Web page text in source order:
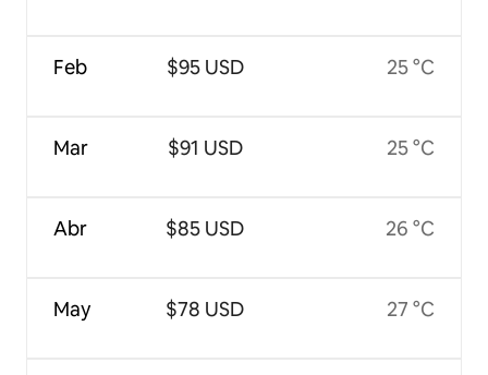
Feb
Mar
Abr
May
$95 USD
$91 USD
$85 USD
$78 USD
25 °C
25 °C
26 °C
27 °C